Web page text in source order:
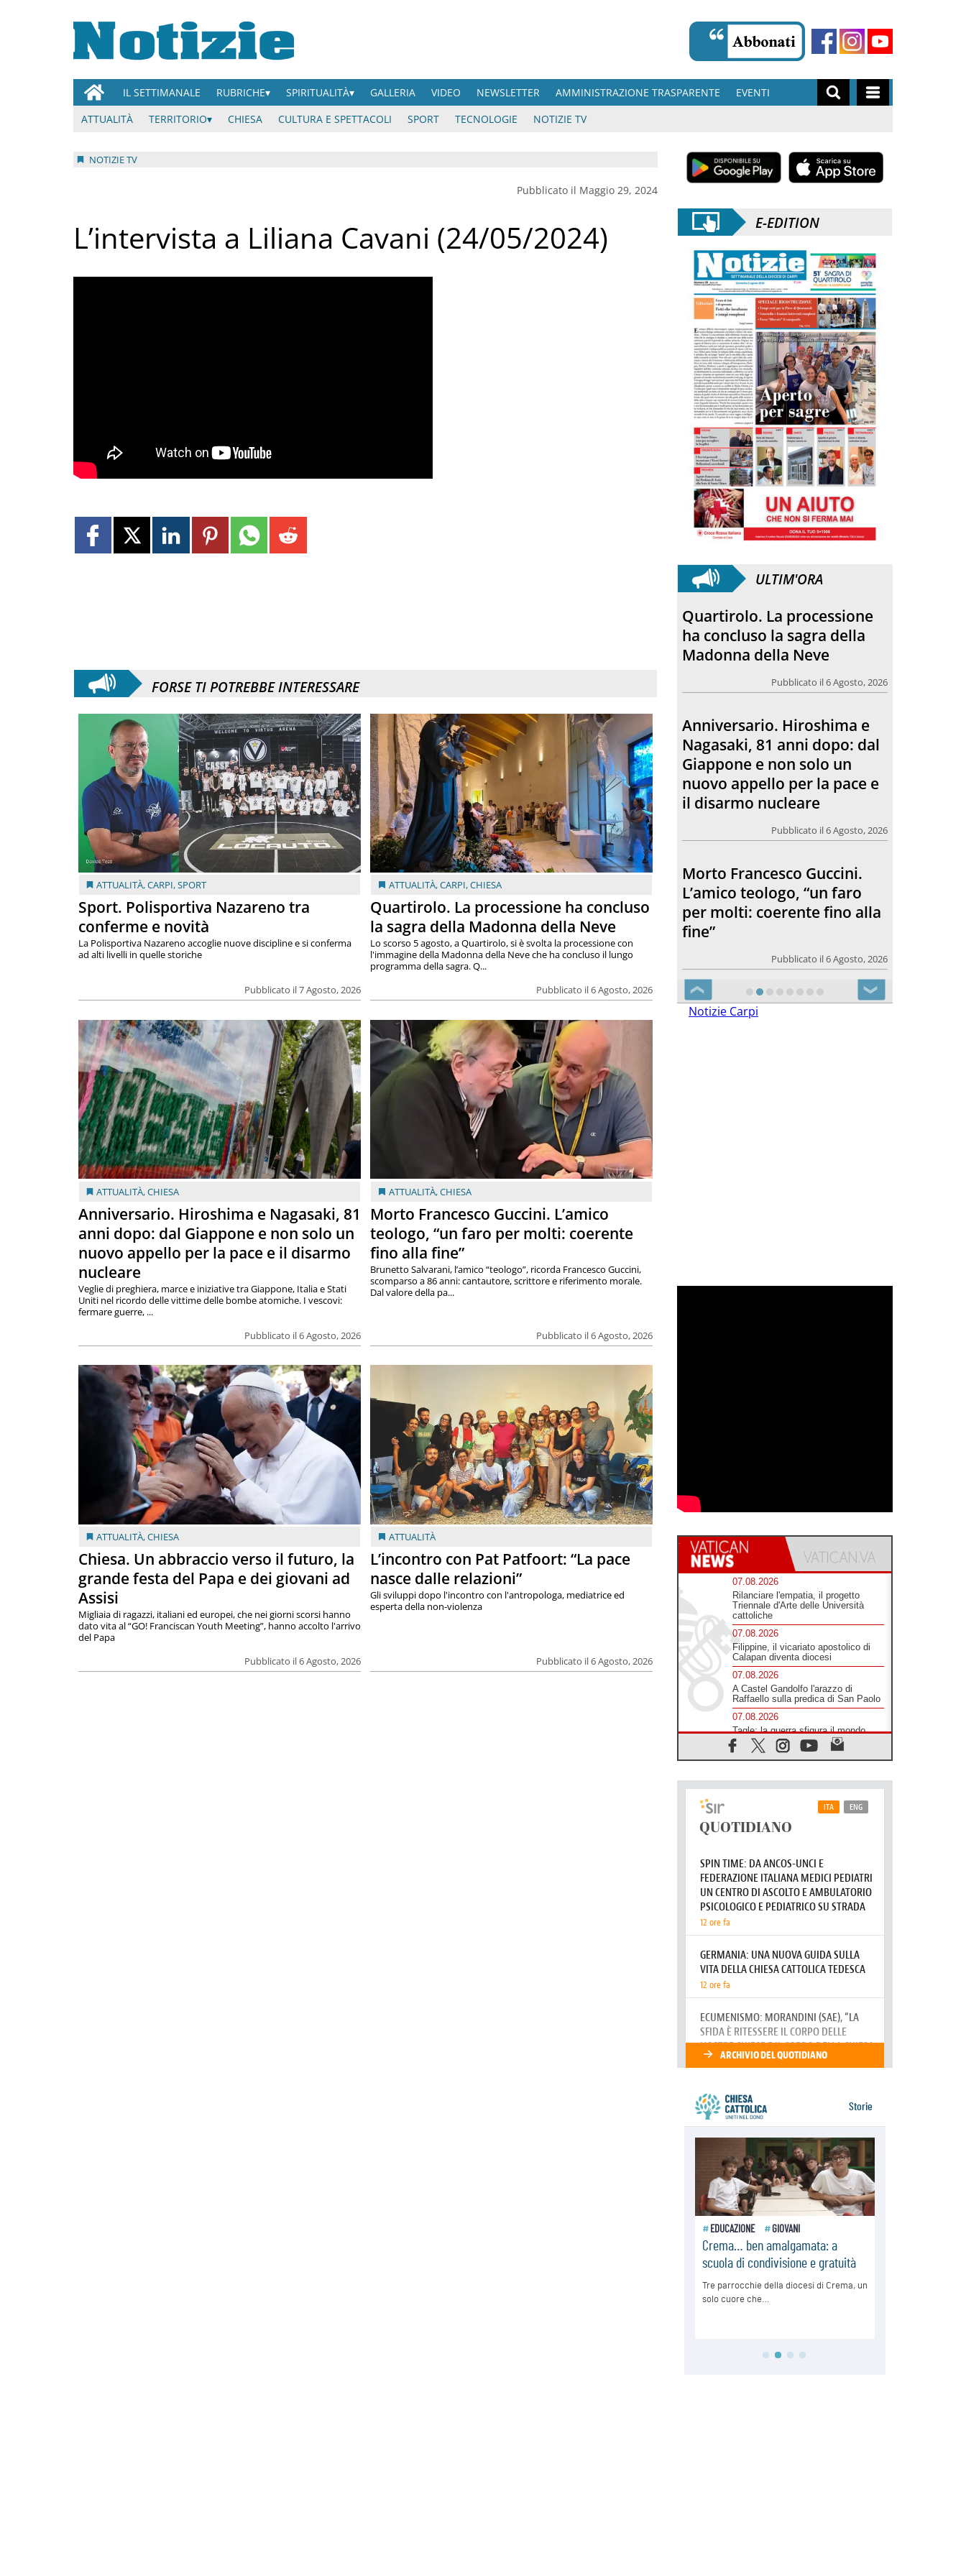
IL SETTIMANALE RUBRICHE SPIRITUALITÀ GALLERIA VIDEO NEWSLETTER AMMINISTRAZIONE TRASPARENTE
EVENTI
ATTUALITÀ
TERRITORIO CHIESA CULTURA E SPETTACOLI SPORT TECNOLOGIE NOTIZIE TV
NOTIZIE TV
Pubblicato il Maggio 29, 2024
L’intervista a Liliana Cavani (24/05/2024)
FORSE TI POTREBBE INTERESSARE
ATTUALITÀ,CARPI,SPORT
Sport. Polisportiva Nazareno tra
conferme e novità
Pubblicato il 7 Agosto, 2026
La Polisportiva Nazareno accoglie nuove discipline e si conferma
ad alti livelli in quelle storiche
ATTUALITÀ,CARPI,CHIESA
Quartirolo. La processione ha concluso
la sagra della Madonna della Neve
Pubblicato il 6 Agosto, 2026
Lo scorso 5 agosto, a Quartirolo, si è svolta la processione con
l'immagine della Madonna della Neve che ha concluso il lungo
programma della sagra. Q...
ATTUALITÀ,CHIESA
Anniversario. Hiroshima e Nagasaki, 81
anni dopo: dal Giappone e non solo un
nuovo appello per la pace e il disarmo
nucleare
Pubblicato il 6 Agosto, 2026
Veglie di preghiera, marce e iniziative tra Giappone, Italia e Stati
Uniti nel ricordo delle vittime delle bombe atomiche. I vescovi:
fermare guerre, ...
ATTUALITÀ,CHIESA
Morto Francesco Guccini. L’amico
teologo, “un faro per molti: coerente
fino alla fine”
Pubblicato il 6 Agosto, 2026
Brunetto Salvarani, l’amico “teologo”, ricorda Francesco Guccini,
scomparso a 86 anni: cantautore, scrittore e riferimento morale.
Dal valore della pa...
ATTUALITÀ,CHIESA
Chiesa. Un abbraccio verso il futuro, la
grande festa del Papa e dei giovani ad
Assisi
Pubblicato il 6 Agosto, 2026
Migliaia di ragazzi, italiani ed europei, che nei giorni scorsi hanno
dato vita al “GO! Franciscan Youth Meeting”, hanno accolto l'arrivo
del Papa
ATTUALITÀ
L’incontro con Pat Patfoort: “La pace
nasce dalle relazioni”
Pubblicato il 6 Agosto, 2026
Gli sviluppi dopo l'incontro con l'antropologa, mediatrice ed
esperta della non-violenza
E-EDITION
ULTIM'ORA
Anniversario. Hiroshima e
Nagasaki, 81 anni dopo: dal
Giappone e non solo un
nuovo appello per la pace e
il disarmo nucleare
Pubblicato il 6 Agosto, 2026
Morto Francesco Guccini.
L’amico teologo, “un faro
per molti: coerente fino alla
Chiesa. Un abbraccio verso il
futuro, la grande festa del
Papa e dei giovani ad Assisi
Pubblicato il 6 Agosto, 2026
❮ ❯
Notizie Carpi
07.08.2026
Rilanciare l'empatia, il progetto
Triennale d'Arte delle Università
cattoliche
07.08.2026
Filippine, il vicariato apostolico di
Calapan diventa diocesi
07.08.2026
A Castel Gandolfo l'arazzo di
Raffaello sulla predica di San Paolo
07.08.2026
Tagle: la guerra sfigura il mondo,
solo la rivelazione di Dio lo
trasfigura
Il Papa in Francia, quattro giorni
intensi tra Chiesa, popolo e
07.08.2026
SIGNIS 2026, dare voce alle
07.08.2026
Honduras, gli sfollati invisibili di una
crisi dimenticata
07.08.2026
della sopravvivenza per caldo e
07.08.2026
l'empatia per il dolore altrui"
07.08.2026
Uruguay, il presidente dei vescovi:
la visita del Papa dono per tutto il
Paese